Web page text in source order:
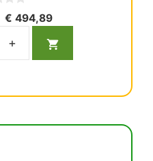
El
original
era:
€ 494,89El
actual
es:
Pedal
Fedesa